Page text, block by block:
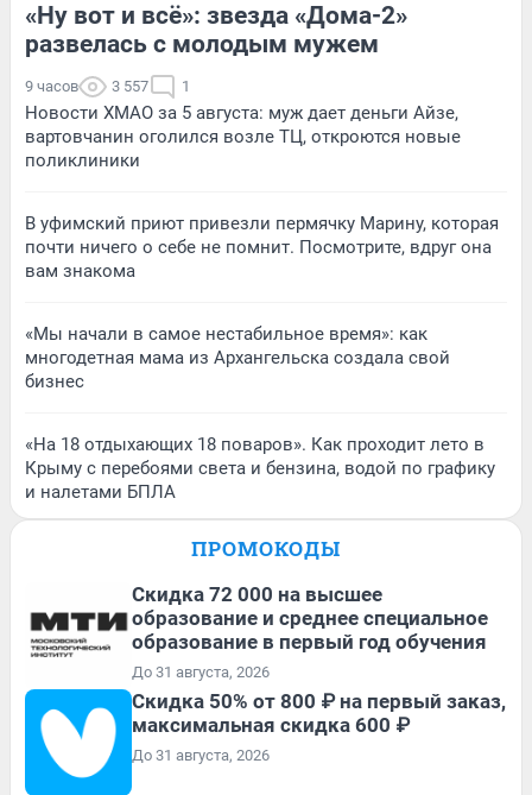
«Ну вот и всё»: звезда «Дома-2»
развелась с молодым мужем
9 часов 3 557 1
Новости ХМАО за 5 августа: муж дает деньги Айзе,
вартовчанин оголился возле ТЦ, откроются новые
поликлиники
В уфимский приют привезли пермячку Марину, которая
почти ничего о себе не помнит. Посмотрите, вдруг она
вам знакома
«Мы начали в самое нестабильное время»: как
многодетная мама из Архангельска создала свой
бизнес
«На 18 отдыхающих 18 поваров». Как проходит лето в
Крыму с перебоями света и бензина, водой по графику
и налетами БПЛА
ПРОМОКОДЫ
Скидка 72 000 на высшее
образование и среднее специальное
образование в первый год обучения
До 31 августа, 2026
Скидка 50% от 800 ₽ на первый заказ,
максимальная скидка 600 ₽
До 31 августа, 2026